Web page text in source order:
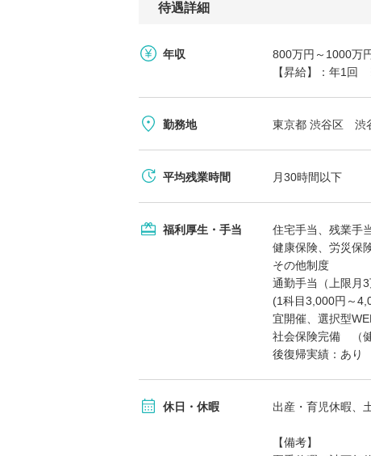
待遇詳細
年収
800万円～1000万
【昇給】：年1
勤務地 東京都 渋谷区 渋
平均残業時間 月30時間以下
福利厚生・手当
住宅手当、残業手
健康保険、労災保
その他制度
通勤手当（上限月
(1科目3,000円～
宜開催、選択型
社会保険完備 （
後復帰実績：あり
休日・休暇 出産・育児休暇、
【備考】